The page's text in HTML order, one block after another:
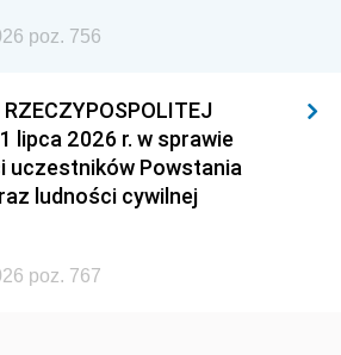
poz. 756
lipca 2026 r. w sprawie
uczestników Powstania
ludności cywilnej
poz. 767